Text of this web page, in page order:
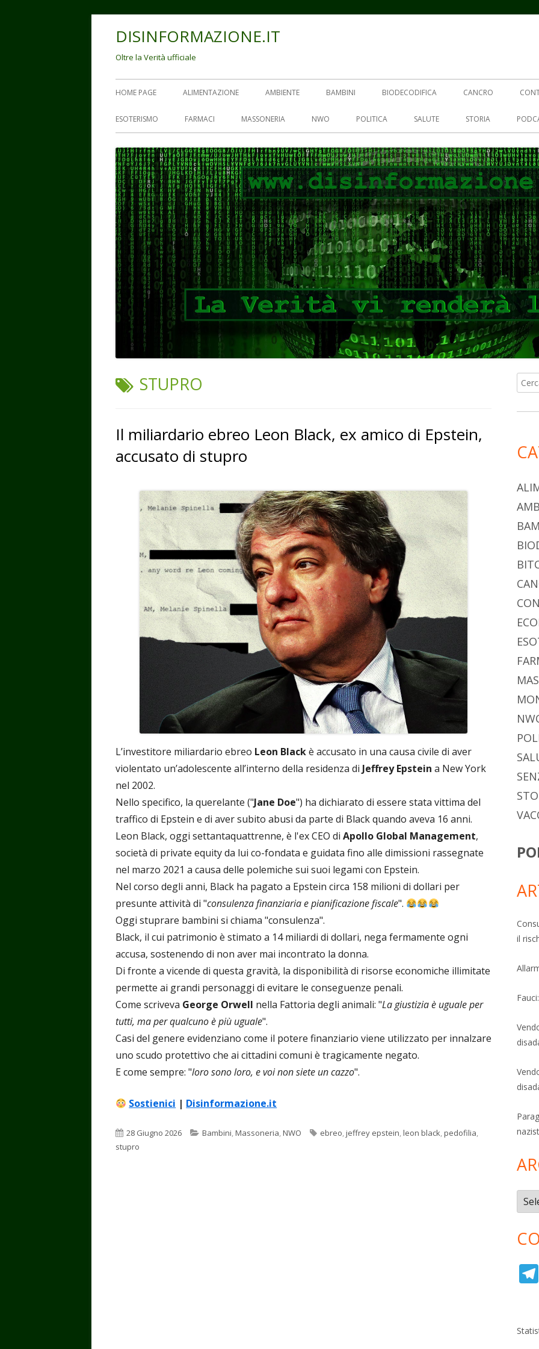
DISINFORMAZIONE.IT
Oltre la Verità ufficiale
Menu
principale
HOME PAGE ALIMENTAZIONE AMBIENTE BAMBINI BIODECODIFICA CANCRO
ESOTERISMO FARMACI MASSONERIA NWO POLITICA SALUTE STORIA
TAG:
STUPRO
Il miliardario ebreo Leon Black, ex amico di Epstein,
accusato di stupro
L’investitore miliardario ebreo Leon Blackè accusato in una causa civile di aver
violentato un’adolescente all’interno della residenza di Jeffrey Epstein a New York
nel 2002.
Nello specifico, la querelante ("Jane Doe") ha dichiarato di essere stata vittima del
traffico di Epstein e di aver subito abusi da parte di Black quando aveva 16 anni.
Leon Black, oggi settantaquattrenne, è l'ex CEO di Apollo Global Management,
società di private equity da lui co-fondata e guidata fino alle dimissioni rassegnate
nel marzo 2021 a causa delle polemiche sui suoi legami con Epstein.
Nel corso degli anni, Black ha pagato a Epstein circa 158 milioni di dollari per
presunte attività di "consulenza finanziaria e pianificazione fiscale".
Oggi stuprare bambini si chiama "consulenza".
Black, il cui patrimonio è stimato a 14 miliardi di dollari, nega fermamente ogni
accusa, sostenendo di non aver mai incontrato la donna.
Di fronte a vicende di questa gravità, la disponibilità di risorse economiche illimitate
permette ai grandi personaggi di evitare le conseguenze penali.
Come scriveva George Orwell nella Fattoria degli animali: "La giustizia è uguale per
tutti, ma per qualcuno è più uguale".
Casi del genere evidenziano come il potere finanziario viene utilizzato per innalzare
uno scudo protettivo che ai cittadini comuni è tragicamente negato.
E come sempre: "loro sono loro, e voi non siete un cazzo".
Sostienici | Disinformazione.it
Pubblicato
28 Giugno 2026 Categorie
Bambini,Massoneria,NWO Tag
ebreo,jeffrey epstein,leon black,pedofilia,
stupro
per:
il